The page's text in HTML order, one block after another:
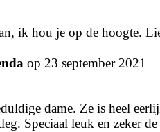
ik hou je op de hoogte.
op 23 september 2021
dame. Ze is heel
Speciaal leuk en zeker